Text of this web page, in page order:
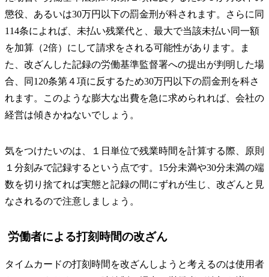
懲役、あるいは30万円以下の罰金刑が科されます。さらに同
114条によれば、未払い残業代と、最大で当該未払い同一額
を加算（2倍）にして請求をされる可能性があります。ま
た、改ざんした記録の労働基準監督署への提出が判明した場
合、同120条第４項に反するため30万円以下の罰金刑を科さ
れます。このような膨大な出費を急に求められれば、会社の
経営は傾きかねないでしょう。
気をつけたいのは、１日単位で残業時間を計算する際、原則
１分刻みで記録するという点です。15分未満や30分未満の端
数を切り捨てれば実態と記録の間にずれが生じ、改ざんと見
なされるので注意しましょう。
労働者による打刻時間の改ざん
タイムカードの打刻時間を改ざんしようと考えるのは使用者